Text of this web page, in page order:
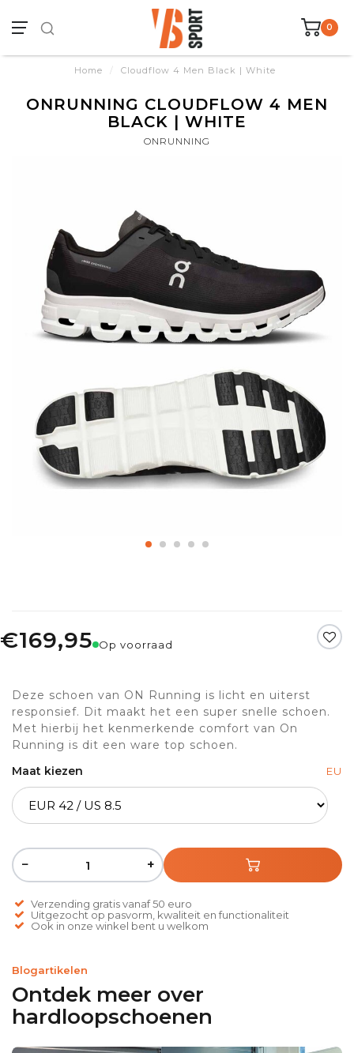
0
Home / Cloudflow 4 Men Black | White
ONRUNNING CLOUDFLOW 4 MEN
BLACK | WHITE
ONRUNNING
€169,95 Op voorraad
Deze schoen van ON Running is licht en uiterst
responsief. Dit maakt het een super snelle schoen.
Met hierbij het kenmerkende comfort van On
Running is dit een ware top schoen.
Maat kiezen
EU
− +
Verzending gratis vanaf 50 euro
Uitgezocht op pasvorm, kwaliteit en functionaliteit
Ook in onze winkel bent u welkom
Blogartikelen
Ontdek meer over
hardloopschoenen